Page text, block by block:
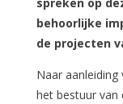
behoorlijke
de projecten
Naar
het bestuur van